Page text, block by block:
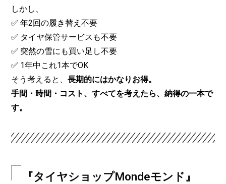
しかし、
✅ 年2回の履き替え不要
✅ タイヤ保管サービスも不要
✅ 突然の雪にも買い足し不要
✅ 1年中これ1本でOK
そう考えると、 長期的にはかなりお得。
手間・時間・コスト、すべてを考えたら、納得の一本で
す。
『タイヤショップMondeモンド』